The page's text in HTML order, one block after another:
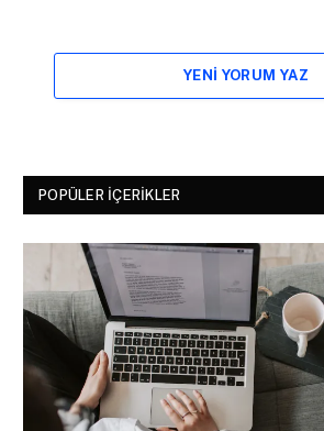
YENI YORUM YAZ
POPÜLER İÇERIKLER